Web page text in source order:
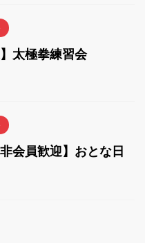
太極拳練習会
会員歓迎】おとな日